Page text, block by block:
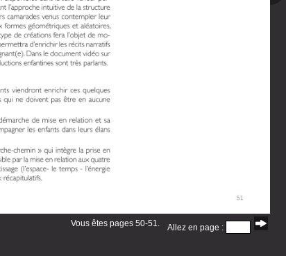
Allez en page :
Vous êtes pages 50-51.